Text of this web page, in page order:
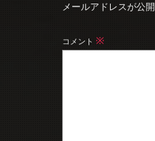
メールアドレスが公
コメント※